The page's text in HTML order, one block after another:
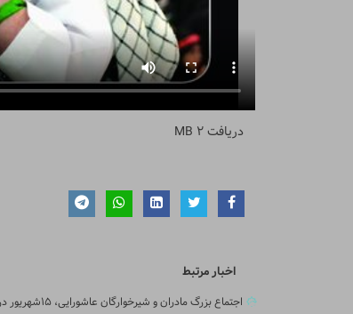
دریافت2 MB
اخبار مرتبط
اجتماع بزرگ مادران و شیرخوارگان عاشورایی، ۱۵شهریور در مصلای امام خمینی(ره)